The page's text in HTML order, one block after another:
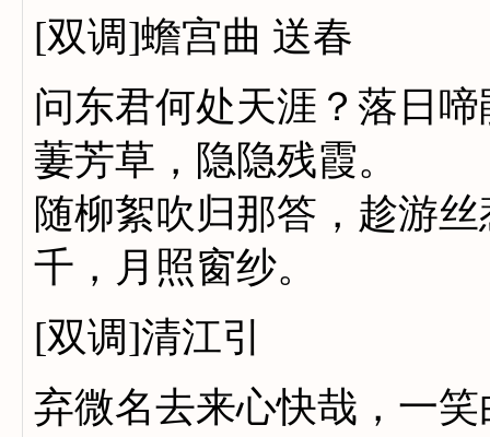
[双调]蟾宫曲 送春
问东君何处天涯？落日
萋芳草，隐隐残霞。
随柳絮吹归那答，趁游
千，月照窗纱。
[双调]清江引
弃微名去来心快哉，一